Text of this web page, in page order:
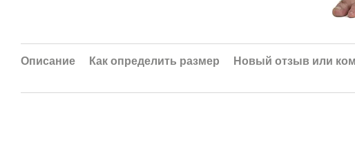
Описание Как определить размер Новый отзыв или